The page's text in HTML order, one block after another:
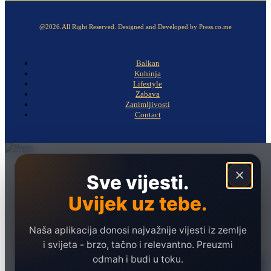
@2026.All Right Reserved. Designed and Developed by Press.co.me
Balkan
Kuhinja
Lifestyle
Zabava
Zanimljivosti
Contact
×
Sve vijesti.
Uvijek uz tebe.
Naša aplikacija donosi najvažnije vijesti iz zemlje
i svijeta - brzo, tačno i relevantno. Preuzmi
odmah i budi u toku.
Ekonomija